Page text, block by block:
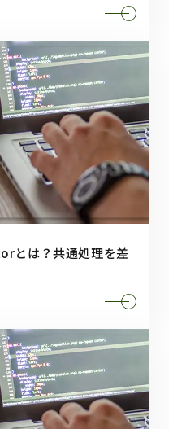
とは？共通処理を差